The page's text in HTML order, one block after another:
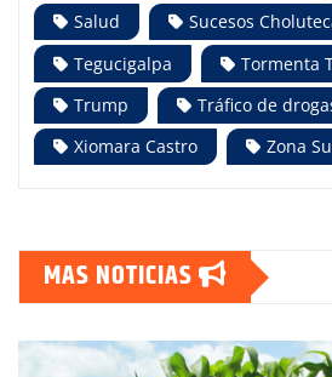
Salud
Sucesos
Tegucigalpa
Tormenta
Trump
Tráfico de
Xiomara Castro
Zona
MAS NOTICIAS